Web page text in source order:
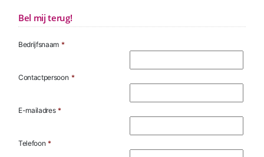
Bel mij terug!
Bedrijfsnaam *
Contactpersoon *
E-mailadres *
Telefoon *